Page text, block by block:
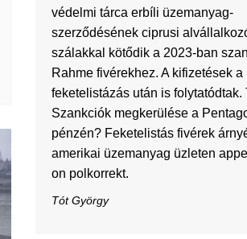
védelmi tárca erbíli üzemanyag-
szerződésének ciprusi
szálakkal kötődik a 2023-ban
Rahme fivérekhez. A kifizetések a
feketelistázás után is folytatódtak.
Szankciók megkerülése a
pénzén? Feketelistás fivérek
amerikai üzemanyag üzleten
on polkorrekt.
Tót György